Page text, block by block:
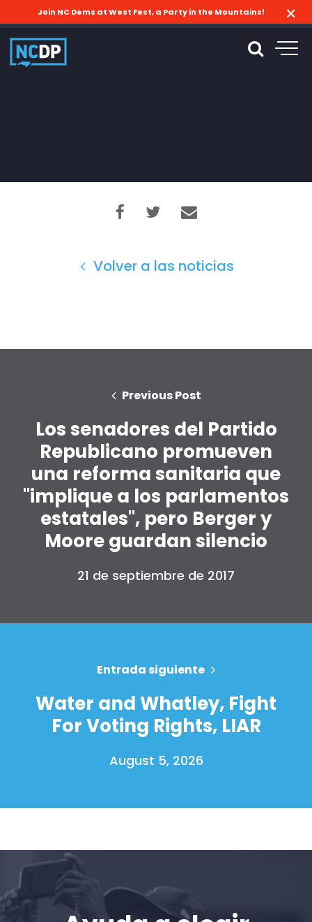
Inicio
Trabaja con nosotros
Pulse
Join NC Dems at West Fest, a Party in the Mountains!
Volver a las noticias
Previous Post
Los senadores del Partido
Republicano promueven
una reforma sanitaria que
"implique a los parlamentos
estatales", pero Berger y
Moore guardan silencio
21 de septiembre de 2017
Entrada siguiente
Water and Whatley, Fight
For Voting Rights, LIAR
August 5, 2026